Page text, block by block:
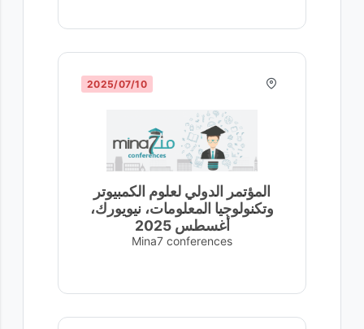
10‏/07‏/2025
المؤتمر الدولي لعلوم الكمبيوتر
وتكنولوجيا المعلومات، نيويورك،
أغسطس 2025
Mina7 conferences